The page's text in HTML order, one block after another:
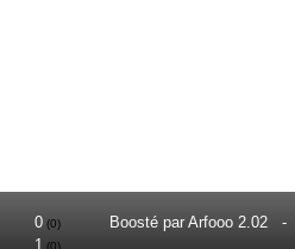
0(0)
1 (0)
Boosté par Arfooo 2.02-